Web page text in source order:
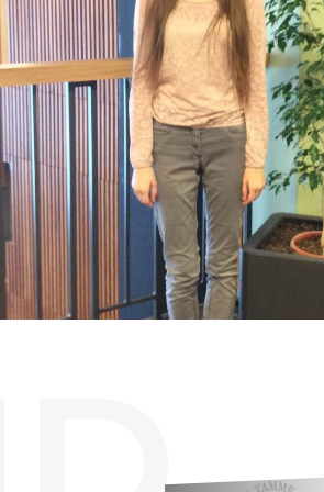
Tööpakkumised